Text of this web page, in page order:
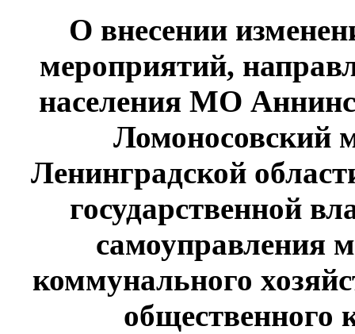
О внесении
мероприятий,
населения МО
Ломоносовский
Ленинградской
государственной
самоуправления
коммунального
общественного